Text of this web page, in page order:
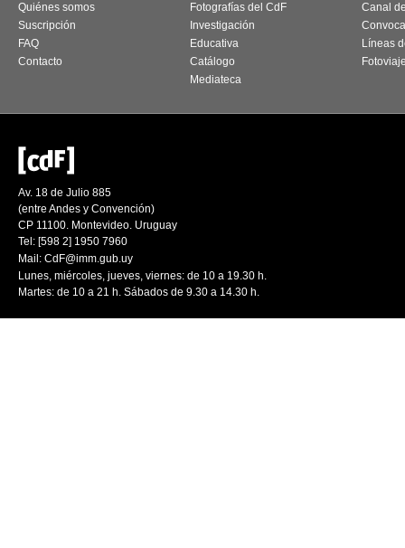
Quiénes somos
Suscripción
FAQ
Contacto
Fotografías del CdF
Investigación
Educativa
Catálogo
Mediateca
Canal
Líneas
Av. 18 de Julio 885
(entre Andes y Convención)
CP 11100. Montevideo. Uruguay
Tel: [598 2] 1950 7960
Mail: CdF@imm.gub.uy
Lunes, miércoles, jueves, viernes: de 10 a 19.30 h.
Martes: de 10 a 21 h. Sábados de 9.30 a 14.30 h.